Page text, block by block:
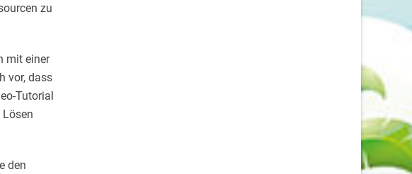
zu
mit einer
vor, dass
Tutorial
den